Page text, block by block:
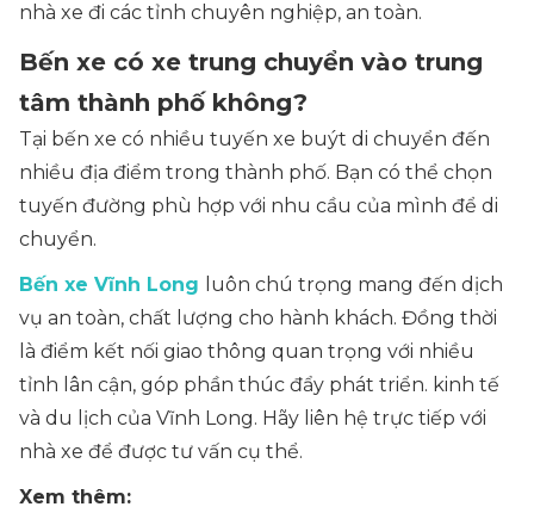
nhà xe đi các tỉnh chuyên nghiệp, an toàn.
Bến xe có xe trung chuyển vào trung
tâm thành phố không?
Tại bến xe có nhiều tuyến xe buýt di chuyển đến
nhiều địa điểm trong thành phố. Bạn có thể chọn
tuyến đường phù hợp với nhu cầu của mình để di
chuyển.
Bến xe Vĩnh Long
luôn chú trọng mang đến dịch
vụ an toàn, chất lượng cho hành khách. Đồng thời
là điểm kết nối giao thông quan trọng với nhiều
tỉnh lân cận, góp phần thúc đẩy phát triển. kinh tế
và du lịch của Vĩnh Long. Hãy liên hệ trực tiếp với
nhà xe để được tư vấn cụ thể.
Xem thêm: